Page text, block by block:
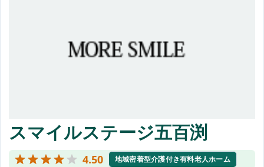
スマイルステージ五百渕
4.50 地域密着型介護付き有料老人ホーム